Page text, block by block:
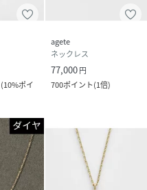
(10%ポイ
agete
ネックレス
77,000円
700ポイント(1倍)